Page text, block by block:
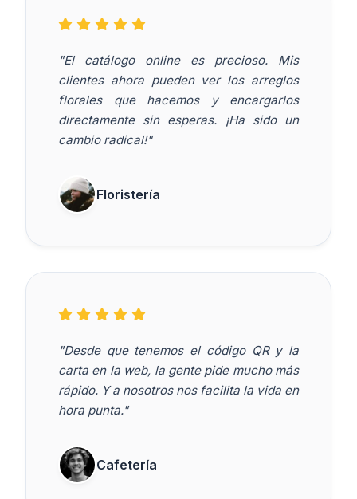
"El catálogo online es precioso. Mis
clientes ahora pueden ver los arreglos
florales que hacemos y encargarlos
directamente sin esperas. ¡Ha sido un
cambio radical!"
Floristería
"Desde que tenemos el código QR y la
carta en la web, la gente pide mucho más
rápido. Y a nosotros nos facilita la vida en
hora punta."
Cafetería